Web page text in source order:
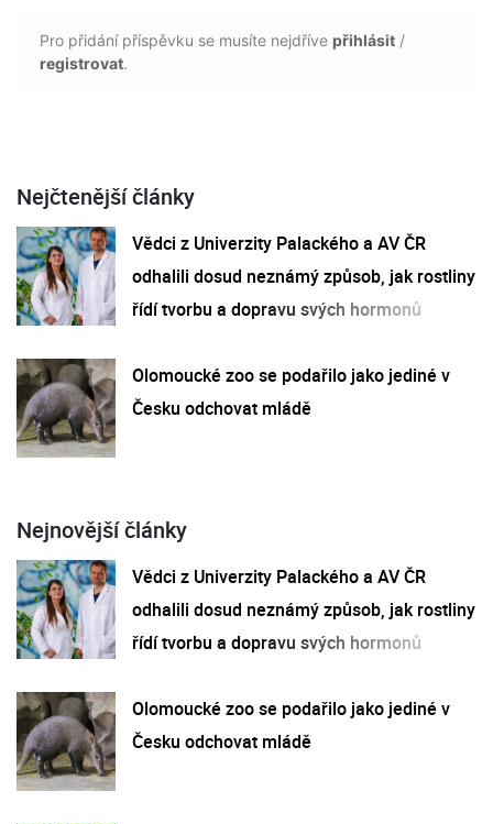
Pro přidání příspěvku se musíte nejdříve přihlásit /
registrovat.
Nejčtenější články
Vědci z Univerzity Palackého a AV ČR
odhalili dosud neznámý způsob, jak rostliny
řídí tvorbu a dopravu svých hormonů
Olomoucké zoo se podařilo jako jediné v
Česku odchovat mládě
Nejnovější články
Vědci z Univerzity Palackého a AV ČR
odhalili dosud neznámý způsob, jak rostliny
řídí tvorbu a dopravu svých hormonů
Olomoucké zoo se podařilo jako jediné v
Česku odchovat mládě